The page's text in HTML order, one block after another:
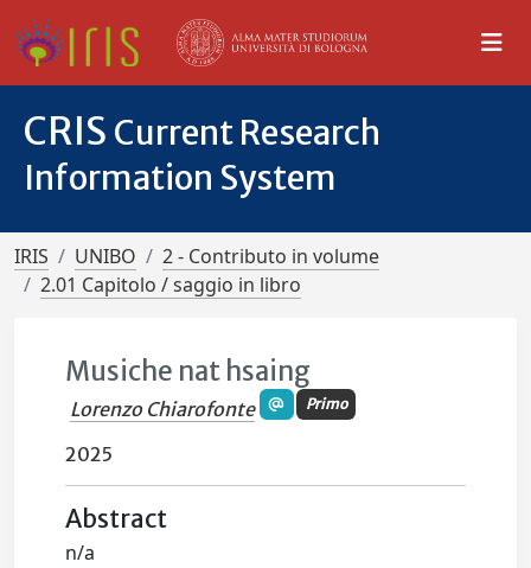
CRIS Current Research
Information System
IRIS UNIBO
2 - Contributo in volume
2.01 Capitolo / saggio in libro
Musiche nat hsaing
Lorenzo Chiarofonte Primo
2025
Abstract
n/a